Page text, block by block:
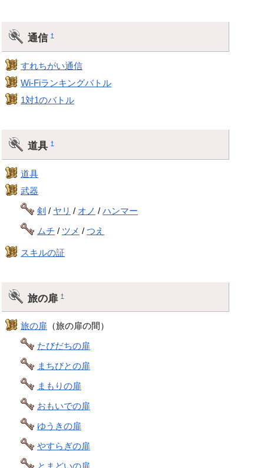
通信†
すれちがい通信
Wi-Fiランキングバトル
1対1のバトル
道具†
道具
武器
剣 / ヤリ / オノ /ハンマー
ムチ / ツメ /つえ
スキルの証
旅の扉†
旅の扉 （旅の扉の間）
たびだちの扉
まちびとの扉
まもりの扉
おもいでの扉
ゆうきの扉
やすらぎの扉